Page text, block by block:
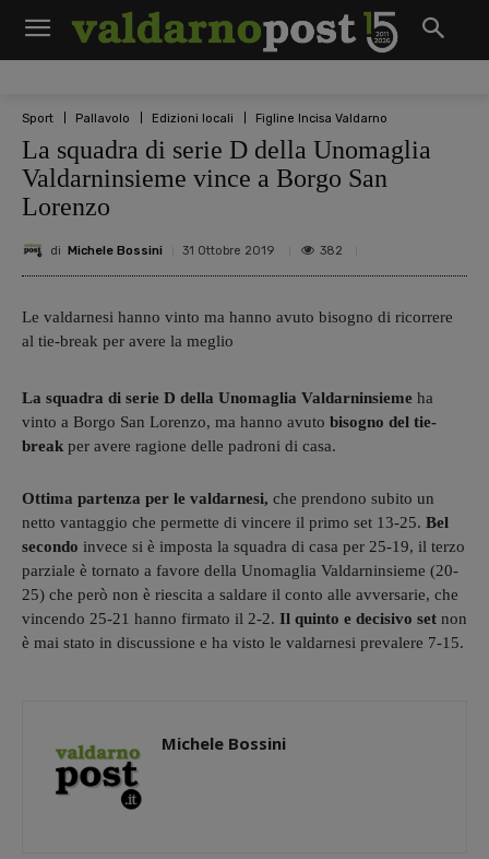
Sport Pallavolo Edizioni locali Figline Incisa Valdarno
La squadra di serie D della Unomaglia
Valdarninsieme vince a Borgo San
Lorenzo
di Michele Bossini 31 Ottobre 2019 382
Le valdarnesi hanno vinto ma hanno avuto bisogno di ricorrere
al tie-break per avere la meglio
La squadra di serie D della Unomaglia Valdarninsieme ha
vinto a Borgo San Lorenzo, ma hanno avuto bisogno del tie-
break per avere ragione delle padroni di casa.
Ottima partenza per le valdarnesi, che prendono subito un
netto vantaggio che permette di vincere il primo set 13-25. Bel
secondo invece si è imposta la squadra di casa per 25-19, il terzo
parziale è tornato a favore della Unomaglia Valdarninsieme (20-
25) che però non è riescita a saldare il conto alle avversarie, che
vincendo 25-21 hanno firmato il 2-2. Il quinto e decisivo set non
è mai stato in discussione e ha visto le valdarnesi prevalere 7-15.
Michele Bossini